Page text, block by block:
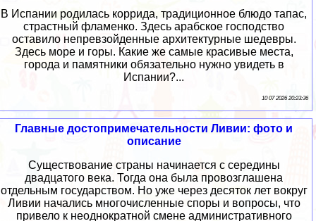
В Испании родилась коррида, традиционное блюдо тапас,
страстный фламенко. Здесь арабское господство
оставило непревзойденные архитектурные шедевры.
Здесь море и горы. Какие же самые красивые места,
города и памятники обязательно нужно увидеть в
Испании?...
10 07 2026 20:23:36
Главные достопримечательности Ливии: фото и
описание
Существование страны начинается с середины
двадцатого века. Тогда она была провозглашена
отдельным государством. Но уже через десяток лет вокруг
Ливии начались многочисленные споры и вопросы, что
привело к неоднократной смене административного